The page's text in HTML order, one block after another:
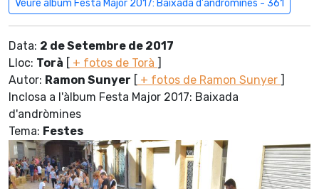
Veure àlbum Festa Major 2017: Baixada d'andròmines - 361
Data: 2 de Setembre de 2017
Lloc: Torà [ + fotos de Torà ]
Autor: Ramon Sunyer [ + fotos de Ramon Sunyer ]
Inclosa a l'àlbum Festa Major 2017: Baixada
d'andròmines
Tema: Festes